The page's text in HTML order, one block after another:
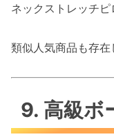
ネックストレッチ
類似人気商品も存在
9. 高級ボ